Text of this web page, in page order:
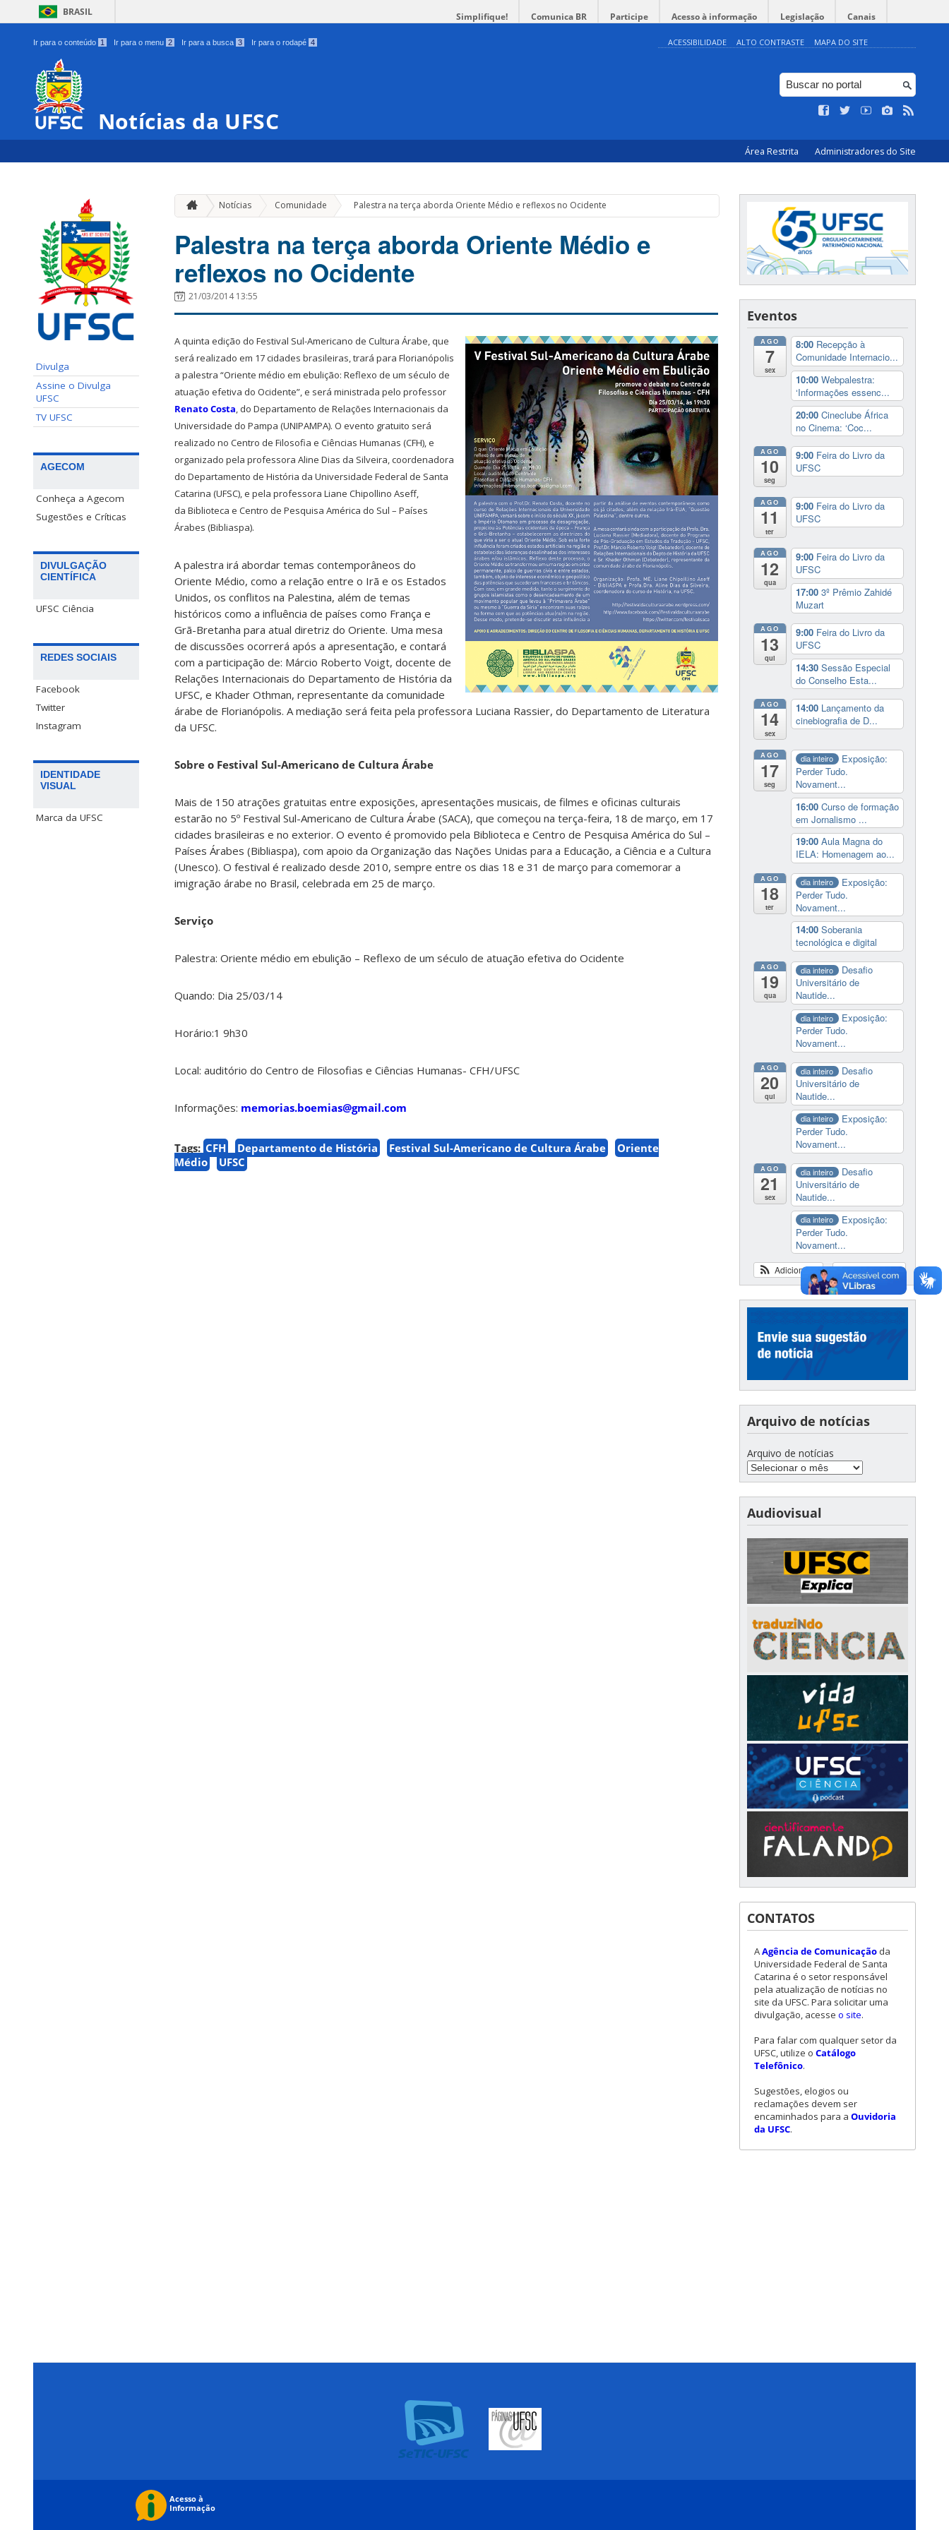
BRASIL Simplifique! Comunica BR Participe Acesso à informação Legislação Canais
Ir para o conteúdo 1 Ir para o menu 2 Ir para a busca 3 Ir para o rodapé 4 ACESSIBILIDADE ALTO CONTRASTE MAPA DO SITE
Notícias da UFSC
Área Restrita Administradores do Site
Divulga
Assine o Divulga
UFSC
TV UFSC
AGECOM
Conheça a Agecom
Sugestões e Críticas
DIVULGAÇÃO
CIENTÍFICA
UFSC Ciência
REDES SOCIAIS
Facebook
Twitter
Instagram
IDENTIDADE
VISUAL
Marca da UFSC
Notícias Comunidade » Palestra na terça aborda Oriente Médio e reflexos no Ocidente
Palestra na terça aborda Oriente Médio e
reflexos no Ocidente
21/03/2014 13:55
A quinta edição do Festival Sul-Americano de Cultura Árabe, que
será realizado em 17 cidades brasileiras, trará para Florianópolis
a palestra “Oriente médio em ebulição: Reflexo de um século de
atuação efetiva do Ocidente”, e será ministrada pelo professor
Renato Costa, do Departamento de Relações Internacionais da
Universidade do Pampa (UNIPAMPA). O evento gratuito será
realizado no Centro de Filosofia e Ciências Humanas (CFH), e
organizado pela professora Aline Dias da Silveira, coordenadora
do Departamento de História da Universidade Federal de Santa
Catarina (UFSC), e pela professora Liane Chipollino Aseff,
da Biblioteca e Centro de Pesquisa América do Sul – Países
Árabes (Bibliaspa).
A palestra irá abordar temas contemporâneos do
Oriente Médio, como a relação entre o Irã e os Estados
Unidos, os conflitos na Palestina, além de temas
históricos como a influência de países como França e
Grã-Bretanha para atual diretriz do Oriente. Uma mesa
de discussões ocorrerá após a apresentação, e contará
com a participação de: Márcio Roberto Voigt, docente de
Relações Internacionais do Departamento de História da
UFSC, e Khader Othman, representante da comunidade
árabe de Florianópolis. A mediação será feita pela professora Luciana Rassier, do Departamento de Literatura
da UFSC.
Sobre o Festival Sul-Americano de Cultura Árabe
Mais de 150 atrações gratuitas entre exposições, apresentações musicais, de filmes e oficinas culturais
estarão no 5º Festival Sul-Americano de Cultura Árabe (SACA), que começou na terça-feira, 18 de março, em 17
cidades brasileiras e no exterior. O evento é promovido pela Biblioteca e Centro de Pesquisa América do Sul –
Países Árabes (Bibliaspa), com apoio da Organização das Nações Unidas para a Educação, a Ciência e a Cultura
(Unesco). O festival é realizado desde 2010, sempre entre os dias 18 e 31 de março para comemorar a
imigração árabe no Brasil, celebrada em 25 de março.
Serviço
Palestra: Oriente médio em ebulição – Reflexo de um século de atuação efetiva do Ocidente
Quando: Dia 25/03/14
Horário:1 9h30
Local: auditório do Centro de Filosofias e Ciências Humanas- CFH/UFSC
Informações: memorias.boemias@gmail.com
Tags: CFH Departamento de História Festival Sul-Americano de Cultura Árabe
Oriente
Médio
UFSC
Eventos
AGO
7
sex
8:00 Recepção à
Comunidade Internacio...
10:00 Webpalestra:
‘Informações essenc...
20:00 Cineclube África
no Cinema: ‘Coc...
AGO
10
seg
9:00 Feira do Livro da
UFSC
AGO
11
ter
9:00 Feira do Livro da
UFSC
AGO
12
qua
9:00 Feira do Livro da
UFSC
17:00 3º Prêmio Zahidé
Muzart
AGO
13
qui
9:00 Feira do Livro da
UFSC
14:30 Sessão Especial
do Conselho Esta...
AGO
14
sex
14:00 Lançamento da
cinebiografia de D...
AGO
17
seg
dia inteiro
Exposição:
Perder Tudo.
Novament...
16:00 Curso de formação
em Jornalismo ...
19:00 Aula Magna do
IELA: Homenagem ao...
AGO
18
ter
dia inteiro
Exposição:
Perder Tudo.
Novament...
14:00 Soberania
tecnológica e digital
AGO
19
qua
dia inteiro
Desafio
Universitário de
Nautide...
dia inteiro
Exposição:
Perder Tudo.
Novament...
AGO
20
qui
dia inteiro
Desafio
Universitário de
Nautide...
dia inteiro
Exposição:
Perder Tudo.
Novament...
AGO
21
sex
dia inteiro
Desafio
Universitário de
Nautide...
dia inteiro
Exposição:
Perder Tudo.
Novament...
Ver calendário
Adicionar
Arquivo de notícias
Arquivo de notícias
Audiovisual
CONTATOS
AAgência de Comunicação da
Universidade Federal de Santa
Catarina é o setor responsável
pela atualização de notícias no
site da UFSC. Para solicitar uma
divulgação, acesse o site.
Para falar com qualquer setor da
UFSC, utilize o Catálogo
Telefônico.
Sugestões, elogios ou
reclamações devem ser
encaminhados para a Ouvidoria
da UFSC.